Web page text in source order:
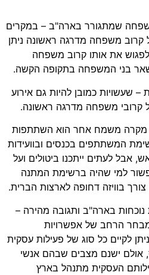
שמתגורר בארה"ב – במקרים
משפחה מדרגה ראשונה ניתן
את אותו קרוב משפחה
שאר בני המשפחה בתקופה הקשה.
שעשויות כמובן להיות גם אירוע
משפחה מדרגה ראשונה.
מקרה משמח אחר הוא השתתפות
המשתתפים בכנסים ובוועידות
אבל לעתים ייתכנו ביטולים ועל
למי שהיה ברשימת המתנה
בוויזה דחופה לארצות הברית.
בארה"ב ותגובה מהירה –
הרחב של אפשרויות
לקיים כל סוג של פעילות עסקית
אולם ישנם מצבים שבהם אנשי
העסקית מתנהל בארץ